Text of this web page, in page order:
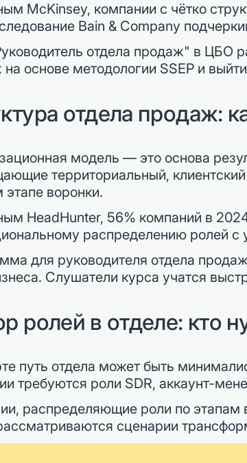
McKinsey, компании с чётко
Bain & Company
отдела продаж" в ЦБО
основе методологии SSEP и
отдела продаж:
модель — это основа
территориальный,
воронки.
HeadHunter, 56% компаний в
распределению ролей
для руководителя отдела
Слушатели курса учатся
ролей в отделе: кто
путь отдела может быть
требуются роли SDR, аккаунт-
распределяющие роли по этапам
сценарии